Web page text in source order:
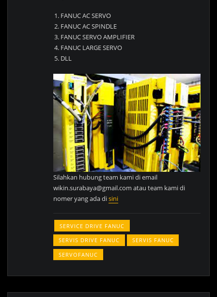
FANUC AC SERVO
FANUC AC SPINDLE
FANUC SERVO AMPLIFIER
FANUC LARGE SERVO
DLL
Silahkan hubung team kami di email
wikin.surabaya@gmail.com atau team kami di
nomer yang ada disini
SERVICE DRIVE FANUC
SERVIS DRIVE FANUC
SERVIS FANUC
SERVOFANUC